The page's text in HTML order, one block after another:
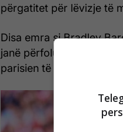
përgatitet për lëvizje të
Disa emra si Bradley
janë përfolur për
parisien të eksplorojë